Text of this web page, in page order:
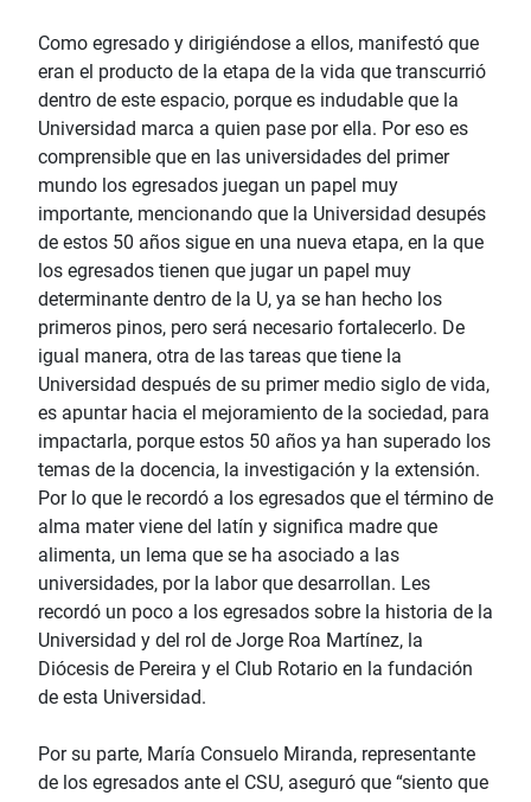
Como egresado y dirigiéndose a ellos, manifestó que
eran el producto de la etapa de la vida que transcurrió
dentro de este espacio, porque es indudable que la
Universidad marca a quien pase por ella. Por eso es
comprensible que en las universidades del primer
mundo los egresados juegan un papel muy
importante, mencionando que la Universidad desupés
de estos 50 años sigue en una nueva etapa, en la que
los egresados tienen que jugar un papel muy
determinante dentro de la U, ya se han hecho los
primeros pinos, pero será necesario fortalecerlo. De
igual manera, otra de las tareas que tiene la
Universidad después de su primer medio siglo de vida,
es apuntar hacia el mejoramiento de la sociedad, para
impactarla, porque estos 50 años ya han superado los
temas de la docencia, la investigación y la extensión.
Por lo que le recordó a los egresados que el término de
alma mater viene del latín y significa madre que
alimenta, un lema que se ha asociado a las
universidades, por la labor que desarrollan. Les
recordó un poco a los egresados sobre la historia de la
Universidad y del rol de Jorge Roa Martínez, la
Diócesis de Pereira y el Club Rotario en la fundación
de esta Universidad.
Por su parte, María Consuelo Miranda, representante
de los egresados ante el CSU, aseguró que “siento que